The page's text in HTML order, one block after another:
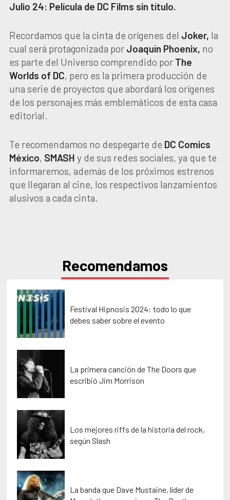
Julio 24: Película de DC Films sin título.
Recordamos que la cinta de orígenes del Joker, la
cual será protagonizada por Joaquín Phoenix, no
es parte del Universo comprendido por The
Worlds of DC, pero es la primera producción de
una serie de proyectos que abordará los orígenes
de los personajes más emblemáticos de esta casa
editorial.
Te recomendamos no despegarte de DC Comics
México, SMASH y de sus redes sociales, ya que te
informaremos, además de los próximos estrenos
que llegaran al cine, los respectivos lanzamientos
alusivos a cada cinta.
Recomendamos
Festival Hipnosis 2024: todo lo que
debes saber sobre el evento
La primera canción de The Doors que
escribió Jim Morrison
Los mejores riffs de la historia del rock,
según Slash
La banda que Dave Mustaine, líder de